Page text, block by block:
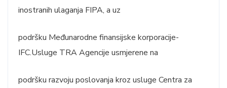
inostranih ulaganja FIPA, a uz
podršku Međunarodne finansijske korporacije-
IFC.Usluge TRA Agencije usmjerene na
podršku razvoju poslovanja kroz usluge Centra za